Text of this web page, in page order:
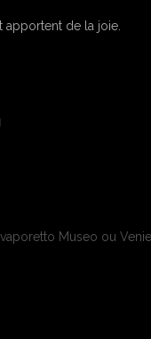
apportent de la joie.
Museo ou